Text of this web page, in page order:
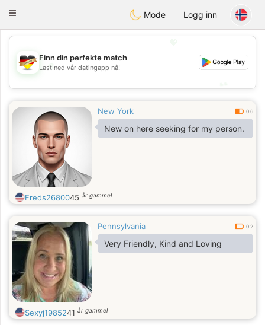
Deutsch Dating
Toggle
Mode Logg inn
💖
💕
Finn din perfekte match
Last ned vår datingapp nå!
New York 0.6
New on here seeking for my person.
Freds2680045 år gammel
Pennsylvania 0.2
Very Friendly, Kind and Loving
Sexyj1985241 år gammel